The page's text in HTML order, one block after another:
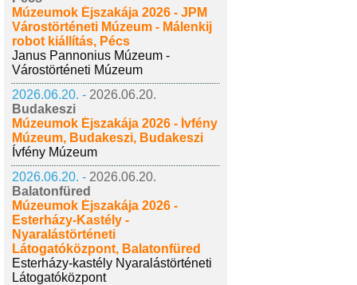
Múzeumok Éjszakája 2026 - JPM
Várostörténeti Múzeum - Málenkij
robot kiállítás, Pécs
Janus Pannonius Múzeum -
Várostörténeti Múzeum
2026.06.20. - 2026.06.20.
Budakeszi
Múzeumok Éjszakája 2026 - Ívfény
Múzeum, Budakeszi, Budakeszi
Ívfény Múzeum
2026.06.20. - 2026.06.20.
Balatonfüred
Múzeumok Éjszakája 2026 -
Esterházy-Kastély -
Nyaralástörténeti
Látogatóközpont, Balatonfüred
Esterházy-kastély Nyaralástörténeti
Látogatóközpont